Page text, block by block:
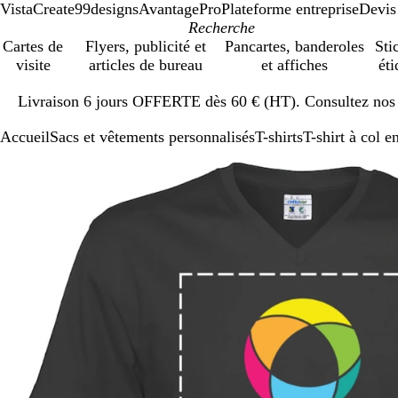
VistaCreate99designsAvantageProPlateforme entreprise
Cartes de
visite
Flyers, publicité et
articles de bureau
Pancartes, banderoles
et affiches
Livraison 6 jours OFFERTE dès 60 € (HT). Consultez
1
AccueilSacs et vêtements personnalisésT-shirtsT-shirt à col
zoomable
au
minimum
pour
développer
les
touches
plus
et
les
touches
fléchées